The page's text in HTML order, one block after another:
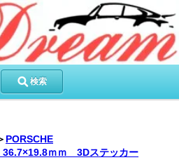
検索
PORSCHE
ｍｍ 3Dステッカー